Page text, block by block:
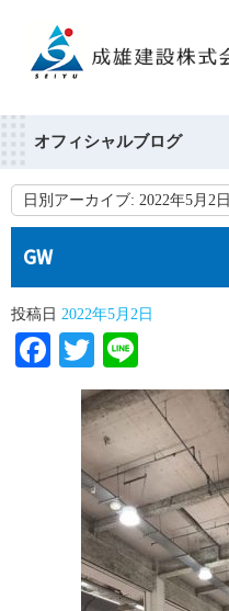
オフィシャルブログ
日別アーカイブ: 2022年5月2日
GW
投稿日 2022年5月2日
Facebook
Twitter